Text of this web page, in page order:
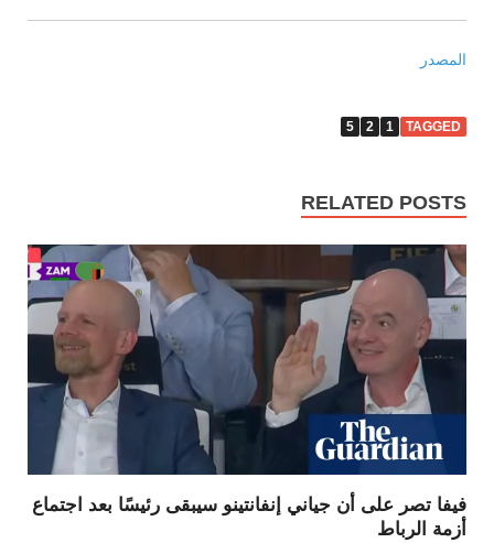
المصدر
TAGGED
1
2
5
RELATED POSTS
فيفا تصر على أن جياني إنفانتينو سيبقى رئيسًا بعد اجتماع
أزمة الرباط